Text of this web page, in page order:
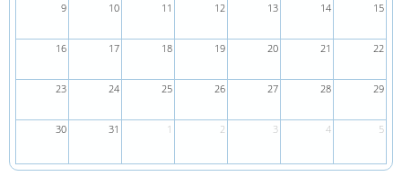
9 10 11 12 13 14 15
16 17 18 19 20 21 22
23 24 25 26 27 28 29
30 31 1 2 3 4 5